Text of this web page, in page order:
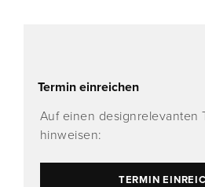
Termin einreichen
Auf einen designrelevanten
hinweisen:
TERMIN